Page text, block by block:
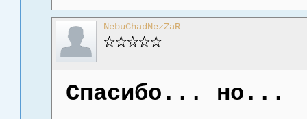
NebuChadNezZaR
Спасибо... но...